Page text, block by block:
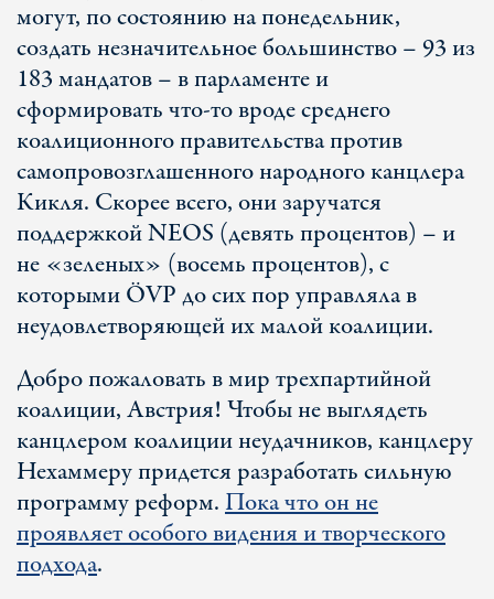
могут, по состоянию на понедельник,
создать незначительное большинство – 93 из
183 мандатов – в парламенте и
сформировать что-то вроде среднего
коалиционного правительства против
самопровозглашенного народного канцлера
Кикля. Скорее всего, они заручатся
поддержкой NEOS (девять процентов) – и
не «зеленых» (восемь процентов), с
которыми ÖVP до сих пор управляла в
неудовлетворяющей их малой коалиции.
Добро пожаловать в мир трехпартийной
коалиции, Австрия! Чтобы не выглядеть
канцлером коалиции неудачников, канцлеру
Нехаммеру придется разработать сильную
программу реформ.Пока что он не
проявляет особого видения и творческого
подхода.